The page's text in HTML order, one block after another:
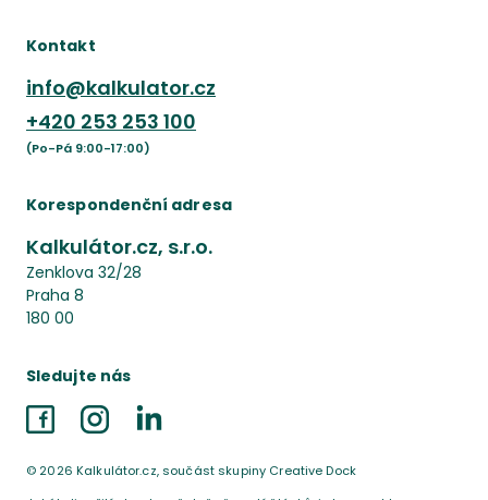
Kontakt
info@kalkulator.cz
+420 253 253 100
(Po-Pá 9:00-17:00)
Korespondenční adresa
Kalkulátor.cz, s.r.o.
Zenklova 32/28
Praha 8
180 00
Sledujte nás
FacebookInstagramLinkedIn
© 2026 Kalkulátor.cz, součást skupiny Creative Dock